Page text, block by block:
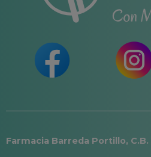
Farmacia Barreda Portillo, C.B.